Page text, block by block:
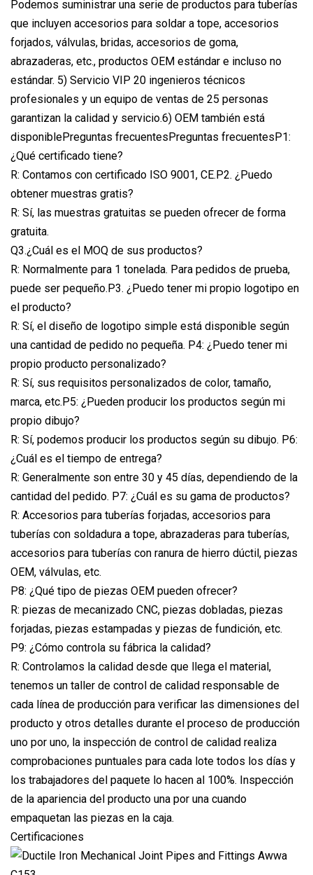
Podemos suministrar una serie de productos para tuberías
que incluyen accesorios para soldar a tope, accesorios
forjados, válvulas, bridas, accesorios de goma,
abrazaderas, etc., productos OEM estándar e incluso no
estándar. 5) Servicio VIP 20 ingenieros técnicos
profesionales y un equipo de ventas de 25 personas
garantizan la calidad y servicio.6) OEM también está
disponiblePreguntas frecuentesPreguntas frecuentesP1:
¿Qué certificado tiene?
R: Contamos con certificado ISO 9001, CE.P2. ¿Puedo
obtener muestras gratis?
R: Sí, las muestras gratuitas se pueden ofrecer de forma
gratuita.
Q3.¿Cuál es el MOQ de sus productos?
R: Normalmente para 1 tonelada. Para pedidos de prueba,
puede ser pequeño.P3. ¿Puedo tener mi propio logotipo en
el producto?
R: Sí, el diseño de logotipo simple está disponible según
una cantidad de pedido no pequeña. P4: ¿Puedo tener mi
propio producto personalizado?
R: Sí, sus requisitos personalizados de color, tamaño,
marca, etc.P5: ¿Pueden producir los productos según mi
propio dibujo?
R: Sí, podemos producir los productos según su dibujo. P6:
¿Cuál es el tiempo de entrega?
R: Generalmente son entre 30 y 45 días, dependiendo de la
cantidad del pedido. P7: ¿Cuál es su gama de productos?
R: Accesorios para tuberías forjadas, accesorios para
tuberías con soldadura a tope, abrazaderas para tuberías,
accesorios para tuberías con ranura de hierro dúctil, piezas
OEM, válvulas, etc.
P8: ¿Qué tipo de piezas OEM pueden ofrecer?
R: piezas de mecanizado CNC, piezas dobladas, piezas
forjadas, piezas estampadas y piezas de fundición, etc.
P9: ¿Cómo controla su fábrica la calidad?
R: Controlamos la calidad desde que llega el material,
tenemos un taller de control de calidad responsable de
cada línea de producción para verificar las dimensiones del
producto y otros detalles durante el proceso de producción
uno por uno, la inspección de control de calidad realiza
comprobaciones puntuales para cada lote todos los días y
los trabajadores del paquete lo hacen al 100%. Inspección
de la apariencia del producto una por una cuando
empaquetan las piezas en la caja.
Certificaciones